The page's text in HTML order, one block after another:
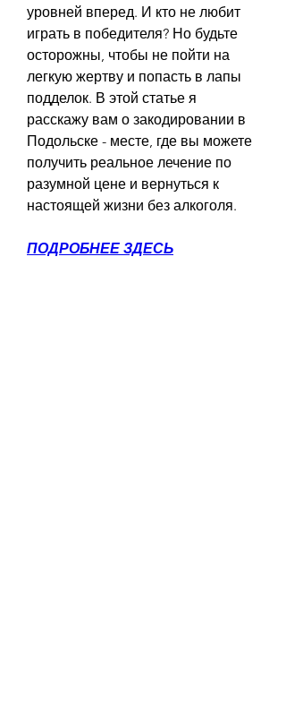
уровней вперед. И кто не любит
играть в победителя? Но будьте
осторожны, чтобы не пойти на
легкую жертву и попасть в лапы
подделок. В этой статье я
расскажу вам о закодировании в
Подольске - месте, где вы можете
получить реальное лечение по
разумной цене и вернуться к
настоящей жизни без алкоголя.
ПОДРОБНЕЕ ЗДЕСЬ